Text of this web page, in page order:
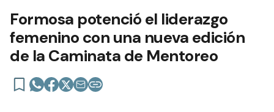
Formosa potenció el liderazgo
femenino con una nueva edición
de la Caminata de Mentoreo